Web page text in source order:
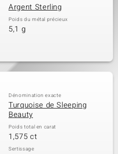
Argent Sterling
Poids du métal précieux
5,1 g
Dénomination exacte
Turquoise de Sleeping
Beauty
Poids total en carat
1,575 ct
Sertissage